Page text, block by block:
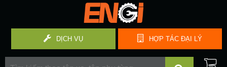
HỢP TÁC ĐẠI LÝ
DỊCH VỤ